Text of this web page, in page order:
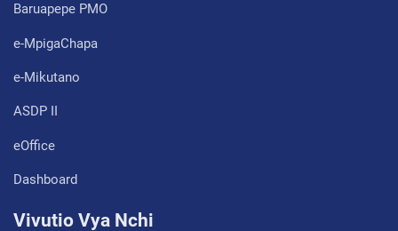
Baruapepe PMO
e-MpigaChapa
e-Mikutano
ASDP II
eOffice
Dashboard
Vivutio Vya Nchi